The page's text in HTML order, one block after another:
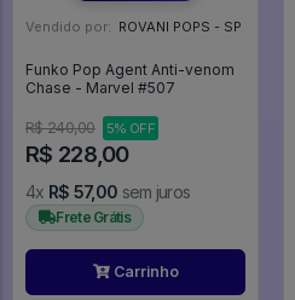
Vendido por: ROVANI POPS - SP
Funko Pop Agent Anti-venom
Chase - Marvel #507
R$ 240,00 5% OFF
R$ 228,00
4x R$ 57,00 sem juros
Frete Grátis
Carrinho